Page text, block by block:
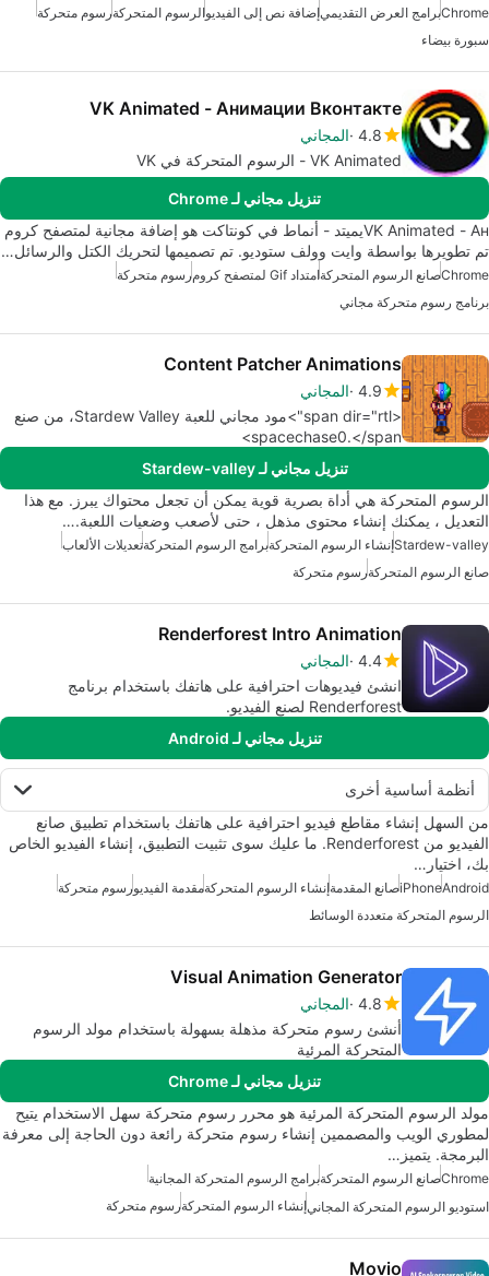
Chromeبرامج العرض التقديميإضافة نص إلى الفيديوالرسوم المتحركةرسوم متحركة
سبورة بيضاء
VK Animated - Анимации Вконтакте
4.8 المجاني
VK Animated - الرسوم المتحركة في VK
تنزيل مجاني لـ Chrome
VK Animated - Анيميتد - أنماط في كونتاكت هو إضافة مجانية لمتصفح كروم
تم تطويرها بواسطة وايت وولف ستوديو. تم تصميمها لتحريك الكتل والرسائل…
Chromeصانع الرسوم المتحركةامتداد Gif لمتصفح كروم
رسوم متحركة
برنامج رسوم متحركة مجاني
Content Patcher Animations
4.9 المجاني
<span dir="rtl">مود مجاني للعبة Stardew Valley، من صنع
spacechase0.</span>
تنزيل مجاني لـ Stardew-valley
الرسوم المتحركة هي أداة بصرية قوية يمكن أن تجعل محتواك يبرز. مع هذا
التعديل ، يمكنك إنشاء محتوى مذهل ، حتى لأصعب وضعيات اللعبة.…
Stardew-valleyإنشاء الرسوم المتحركةبرامج الرسوم المتحركةتعديلات الألعاب
صانع الرسوم المتحركةرسوم متحركة
Renderforest Intro Animation
4.4 المجاني
انشئ فيديوهات احترافية على هاتفك باستخدام برنامج
Renderforest لصنع الفيديو.
تنزيل مجاني لـ Android
أنظمة أساسية أخرى
من السهل إنشاء مقاطع فيديو احترافية على هاتفك باستخدام تطبيق صانع
الفيديو من Renderforest. ما عليك سوى تثبيت التطبيق، إنشاء الفيديو الخاص
بك، اختيار…
Android
iPhoneصانع المقدمةإنشاء الرسوم المتحركةمقدمة الفيديورسوم متحركة
الرسوم المتحركة متعددة الوسائط
Visual Animation Generator
4.8 المجاني
أنشئ رسوم متحركة مذهلة بسهولة باستخدام مولد الرسوم
المتحركة المرئية
تنزيل مجاني لـ Chrome
مولد الرسوم المتحركة المرئية هو محرر رسوم متحركة سهل الاستخدام يتيح
لمطوري الويب والمصممين إنشاء رسوم متحركة رائعة دون الحاجة إلى معرفة
البرمجة. يتميز…
Chromeصانع الرسوم المتحركةبرامج الرسوم المتحركة المجانية
استوديو الرسوم المتحركة المجانيإنشاء الرسوم المتحركةرسوم متحركة
Movio